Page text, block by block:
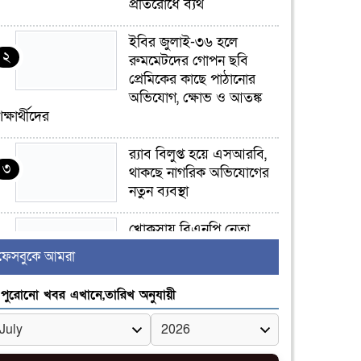
প্রতিরোধে ব্যর্থ
২
ইবির জুলাই-৩৬ হলে
রুমমেটদের গোপন ছবি
প্রেমিকের কাছে পাঠানোর
অভিযোগ, ক্ষোভ ও আতঙ্ক
৩
র‍্যাব বিলুপ্ত হয়ে এসআরবি,
থাকছে নাগরিক অভিযোগের
নতুন ব্যবস্থা
৪
খোকসায় বিএনপি নেতা
৫
সাঈদীর ছবিতে জুতা
নিক্ষেপকারীরা ‘জারজ
সন্তান’: আমির হামজা
আমরা
পুরোনো খবর এখানে,তারিখ অনুযায়ী